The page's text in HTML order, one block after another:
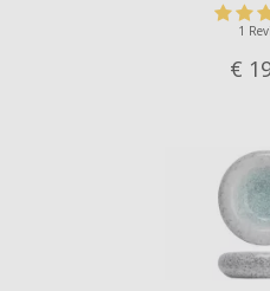
1
€